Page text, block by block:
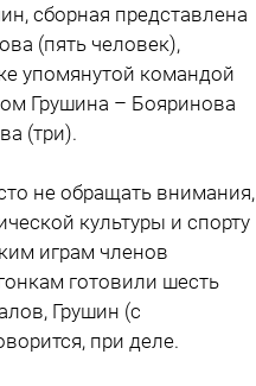
сборная представлена
(пять человек),
упомянутой командой
Грушина – Бояринова
(три).
не обращать внимания,
культуры и спорту
играм членов
готовили шесть
Грушин (с
при деле.